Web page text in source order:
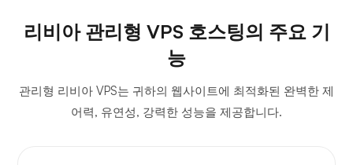
짓시
리비아 관리형 VPS 호스팅의 주요 기
능
관리형 리비아 VPS는 귀하의 웹사이트에 최적화된 완벽한 제
어력, 유연성, 강력한 성능을 제공합니다.